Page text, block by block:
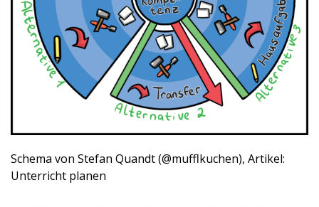
Schema von Stefan Quandt (@mufflkuchen), Artikel:
Unterricht planen